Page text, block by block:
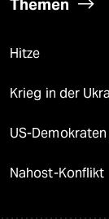
Themen
Hitze
Krieg in der
US-Demokraten
Nahost-Konflikt